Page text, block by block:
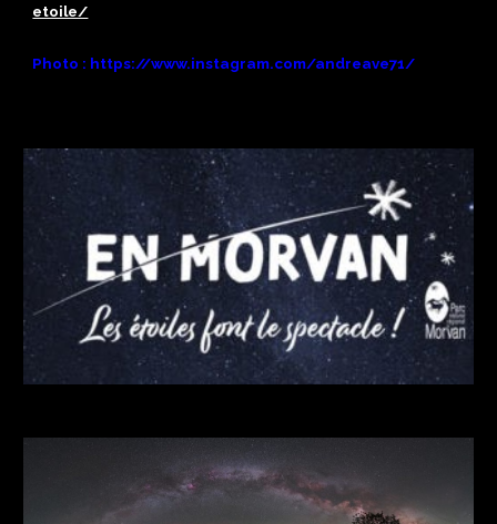
etoile/
Photo : https://www.instagram.com/andreave71/